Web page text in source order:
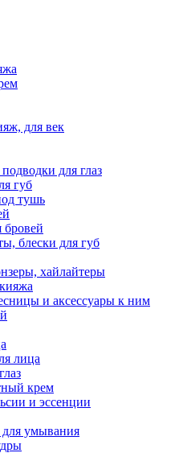
для век
для глаз
губ
тушь
бровей
блески для губ
хайлайтеры
и аксессуары к ним
лица
крем
и эссенции
умывания